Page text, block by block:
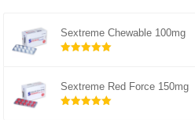
Sextreme Chewable 100mg
5
Sextreme Red Force 150mg